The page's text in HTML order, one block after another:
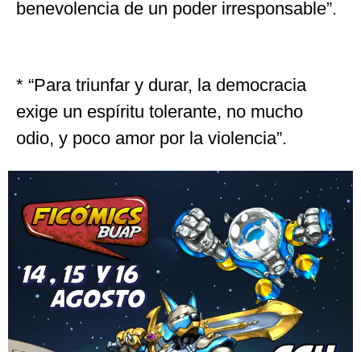
benevolencia de un poder irresponsable”.
* “Para triunfar y durar, la democracia
exige un espíritu tolerante, no mucho
odio, y poco amor por la violencia”.